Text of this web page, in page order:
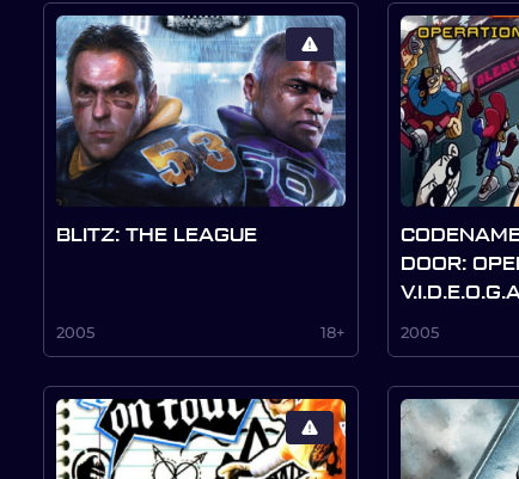
BLITZ: THE LEAGUE
2005 18+
DOOR:
2005